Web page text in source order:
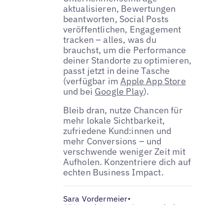
aktualisieren, Bewertungen
beantworten, Social Posts
veröffentlichen, Engagement
tracken – alles, was du
brauchst, um die Performance
deiner Standorte zu optimieren,
passt jetzt in deine Tasche
(verfügbar imApple App Store
und bei Google Play).
Bleib dran, nutze Chancen für
mehr lokale Sichtbarkeit,
zufriedene Kund:innen und
mehr Conversions – und
verschwende weniger Zeit mit
Aufholen. Konzentriere dich auf
echten Business Impact.
Sara Vordermeier•